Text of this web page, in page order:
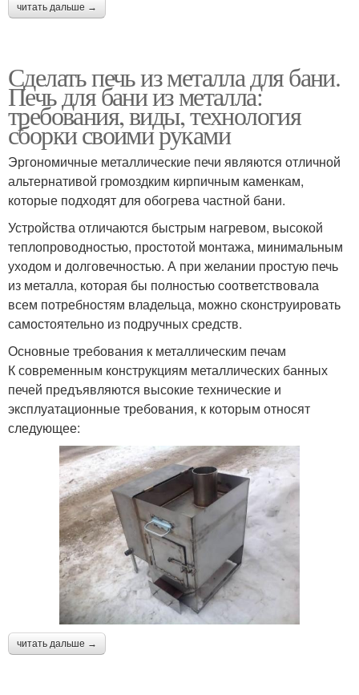
читать дальше →
Сделать печь из металла для бани.
Печь для бани из металла:
требования, виды, технология
сборки своими руками
Эргономичные металлические печи являются отличной
альтернативой громоздким кирпичным каменкам,
которые подходят для обогрева частной бани.
Устройства отличаются быстрым нагревом, высокой
теплопроводностью, простотой монтажа, минимальным
уходом и долговечностью. А при желании простую печь
из металла, которая бы полностью соответствовала
всем потребностям владельца, можно сконструировать
самостоятельно из подручных средств.
Основные требования к металлическим печам
К современным конструкциям металлических банных
печей предъявляются высокие технические и
эксплуатационные требования, к которым относят
следующее:
читать дальше →